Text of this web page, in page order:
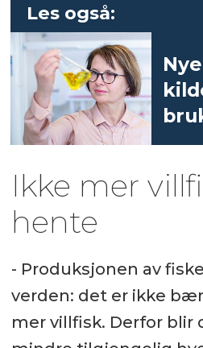
Les også:
Ikke mer
hente
- Produksjonen av
verden: det er ikke
mer villfisk. Derfor blir